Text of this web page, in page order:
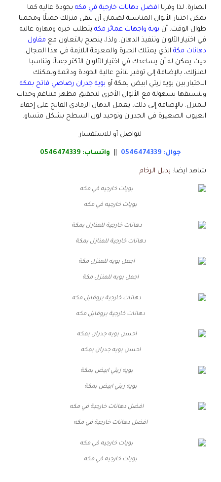
الضارة. لذا وفرنا افضل دهانات خارجية في مكه بجودة عاليه كما
يمكن اختيار الألوان المناسبة لضمان أن يبقى منزلك جميلًا ومحميا
طوال الوقت. أن بوية واجهات عمائر مكه يتطلب خبرة ومهارة عالية
في اختيار الألوان وتنفيذ الدهان. ولذا، ينصح بالتعاون مع مقاول
دهانات مكة الذي يمتلك الخبرة والمعرفة اللازمة في هذا المجال.
حيث يمكن له أن يساعدك في اختيار الألوان الأكثر جمالًا وتناسبا
لمنزلك، بالإضافة إلى توفير نتائج عالية الجودة ودائمة.ويمكنك
الاختيار بين بويه زيتي ابيض بمكة أو بوية جدران رصاصي فاتح بمكة
وتنسيقها بسهولة مع الألوان الأخرى لتحقيق مظهر متناغم وجذاب
للمنزل. بالإضافة إلى ذلك، يعمل الدهان الرمادي الفاتح على إخفاء
العيوب الصغيرة في الجدران وتوحيد لون السطح بشكل متساو.
لتواصل أو للاستفسار
جوال: 0546474339 واتساب: 0546474339
شاهد ايضا: بديل الرخام
بويات خارجيه في مكه
دهانات خارجية للمنازل بمكة
اجمل بويه للمنزل مكة
دهانات خارجية بروفايل مكه
احسن بويه جدران بمكه
بويه زيتي ابيض بمكة
افضل دهانات خارجية في مكه
بويات خارجيه في مكه